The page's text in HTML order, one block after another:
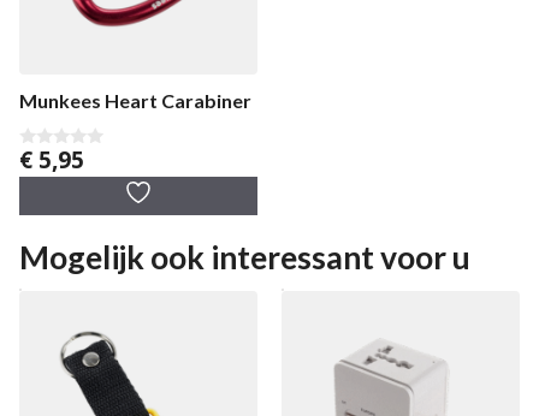
Munkees Heart Carabiner
0
v
€ 5,95
Mogelijk ook interessant voor u